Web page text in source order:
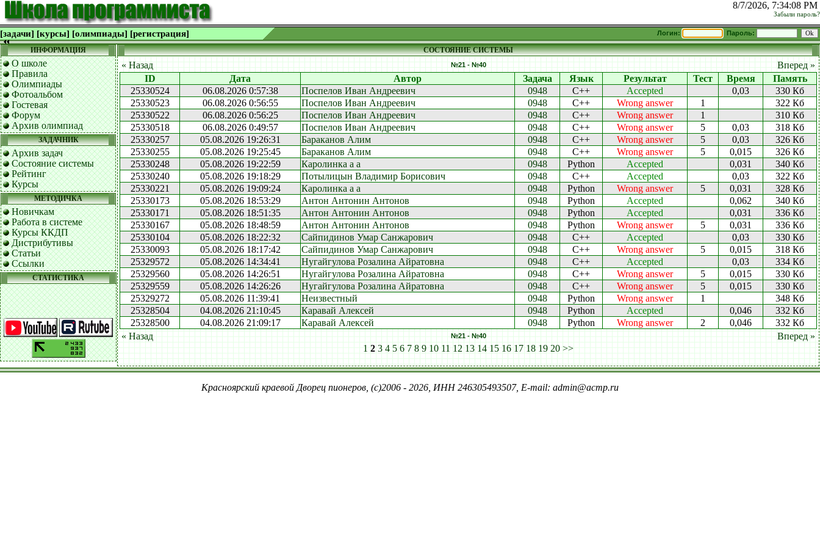
8/7/2026, 7:34:08 PM
Забыли пароль?
[задачи] [курсы] [олимпиады] [регистрация] Логин: Пароль:
ИНФОРМАЦИЯ
О школе
Правила
Олимпиады
Фотоальбом
Гостевая
Форум
Архив олимпиад
ЗАДАЧНИК
Архив задач
Состояние системы
Рейтинг
Курсы
МЕТОДИЧКА
Новичкам
Работа в системе
Курсы ККДП
Дистрибутивы
Статьи
Ссылки
СТАТИСТИКА
СОСТОЯНИЕ СИСТЕМЫ
« Назад №21 - №40
Вперед »
ID
Дата Автор Задача Язык Результат Тест Время
Память
25330524
06.08.2026 0:57:38 Поспелов Иван Андреевич 0948 C++ Accepted 0,03
330 Кб
25330523
06.08.2026 0:56:55 Поспелов Иван Андреевич 0948 C++ Wrong answer 1
322 Кб
25330522
06.08.2026 0:56:25 Поспелов Иван Андреевич 0948 C++ Wrong answer 1
310 Кб
25330518
06.08.2026 0:49:57 Поспелов Иван Андреевич 0948 C++ Wrong answer 5 0,03
318 Кб
25330257
05.08.2026 19:26:31 Бараканов Алим 0948 C++ Wrong answer 5 0,03
326 Кб
25330255
05.08.2026 19:25:45 Бараканов Алим 0948 C++ Wrong answer 5 0,015
326 Кб
25330248
05.08.2026 19:22:59 Каролинка а а 0948 Python Accepted 0,031
340 Кб
25330240
05.08.2026 19:18:29 Потылицын Владимир Борисович 0948 C++ Accepted 0,03
322 Кб
25330221
05.08.2026 19:09:24 Каролинка а а 0948 Python Wrong answer 5 0,031
328 Кб
25330173
05.08.2026 18:53:29 Антон Антонин Антонов 0948 Python Accepted 0,062
340 Кб
25330171
05.08.2026 18:51:35 Антон Антонин Антонов 0948 Python Accepted 0,031
336 Кб
25330167
05.08.2026 18:48:59 Антон Антонин Антонов 0948 Python Wrong answer 5 0,031
336 Кб
25330104
05.08.2026 18:22:32 Сайпидинов Умар Санжарович 0948 C++ Accepted 0,03
330 Кб
25330093
05.08.2026 18:17:42 Сайпидинов Умар Санжарович 0948 C++ Wrong answer 5 0,015
318 Кб
25329572
05.08.2026 14:34:41 Нугайгулова Розалина Айратовна 0948 C++ Accepted 0,03
334 Кб
25329560
05.08.2026 14:26:51 Нугайгулова Розалина Айратовна 0948 C++ Wrong answer 5 0,015
330 Кб
25329559
05.08.2026 14:26:26 Нугайгулова Розалина Айратовна 0948 C++ Wrong answer 5 0,015
330 Кб
25329272
05.08.2026 11:39:41 Неизвестный 0948 Python Wrong answer 1
348 Кб
25328504
04.08.2026 21:10:45 Каравай Алексей 0948 Python Accepted 0,046
332 Кб
25328500
04.08.2026 21:09:17 Каравай Алексей 0948 Python Wrong answer 2 0,046
332 Кб
« Назад
№21 - №40
Вперед »
1 2 3 4 5 6 7 8 9 10 11 12 13 14 15 16 17 18 19 20 >>
Красноярский краевой Дворец пионеров, (c)2006 - 2026, ИНН 246305493507, E-mail: admin@acmp.ru